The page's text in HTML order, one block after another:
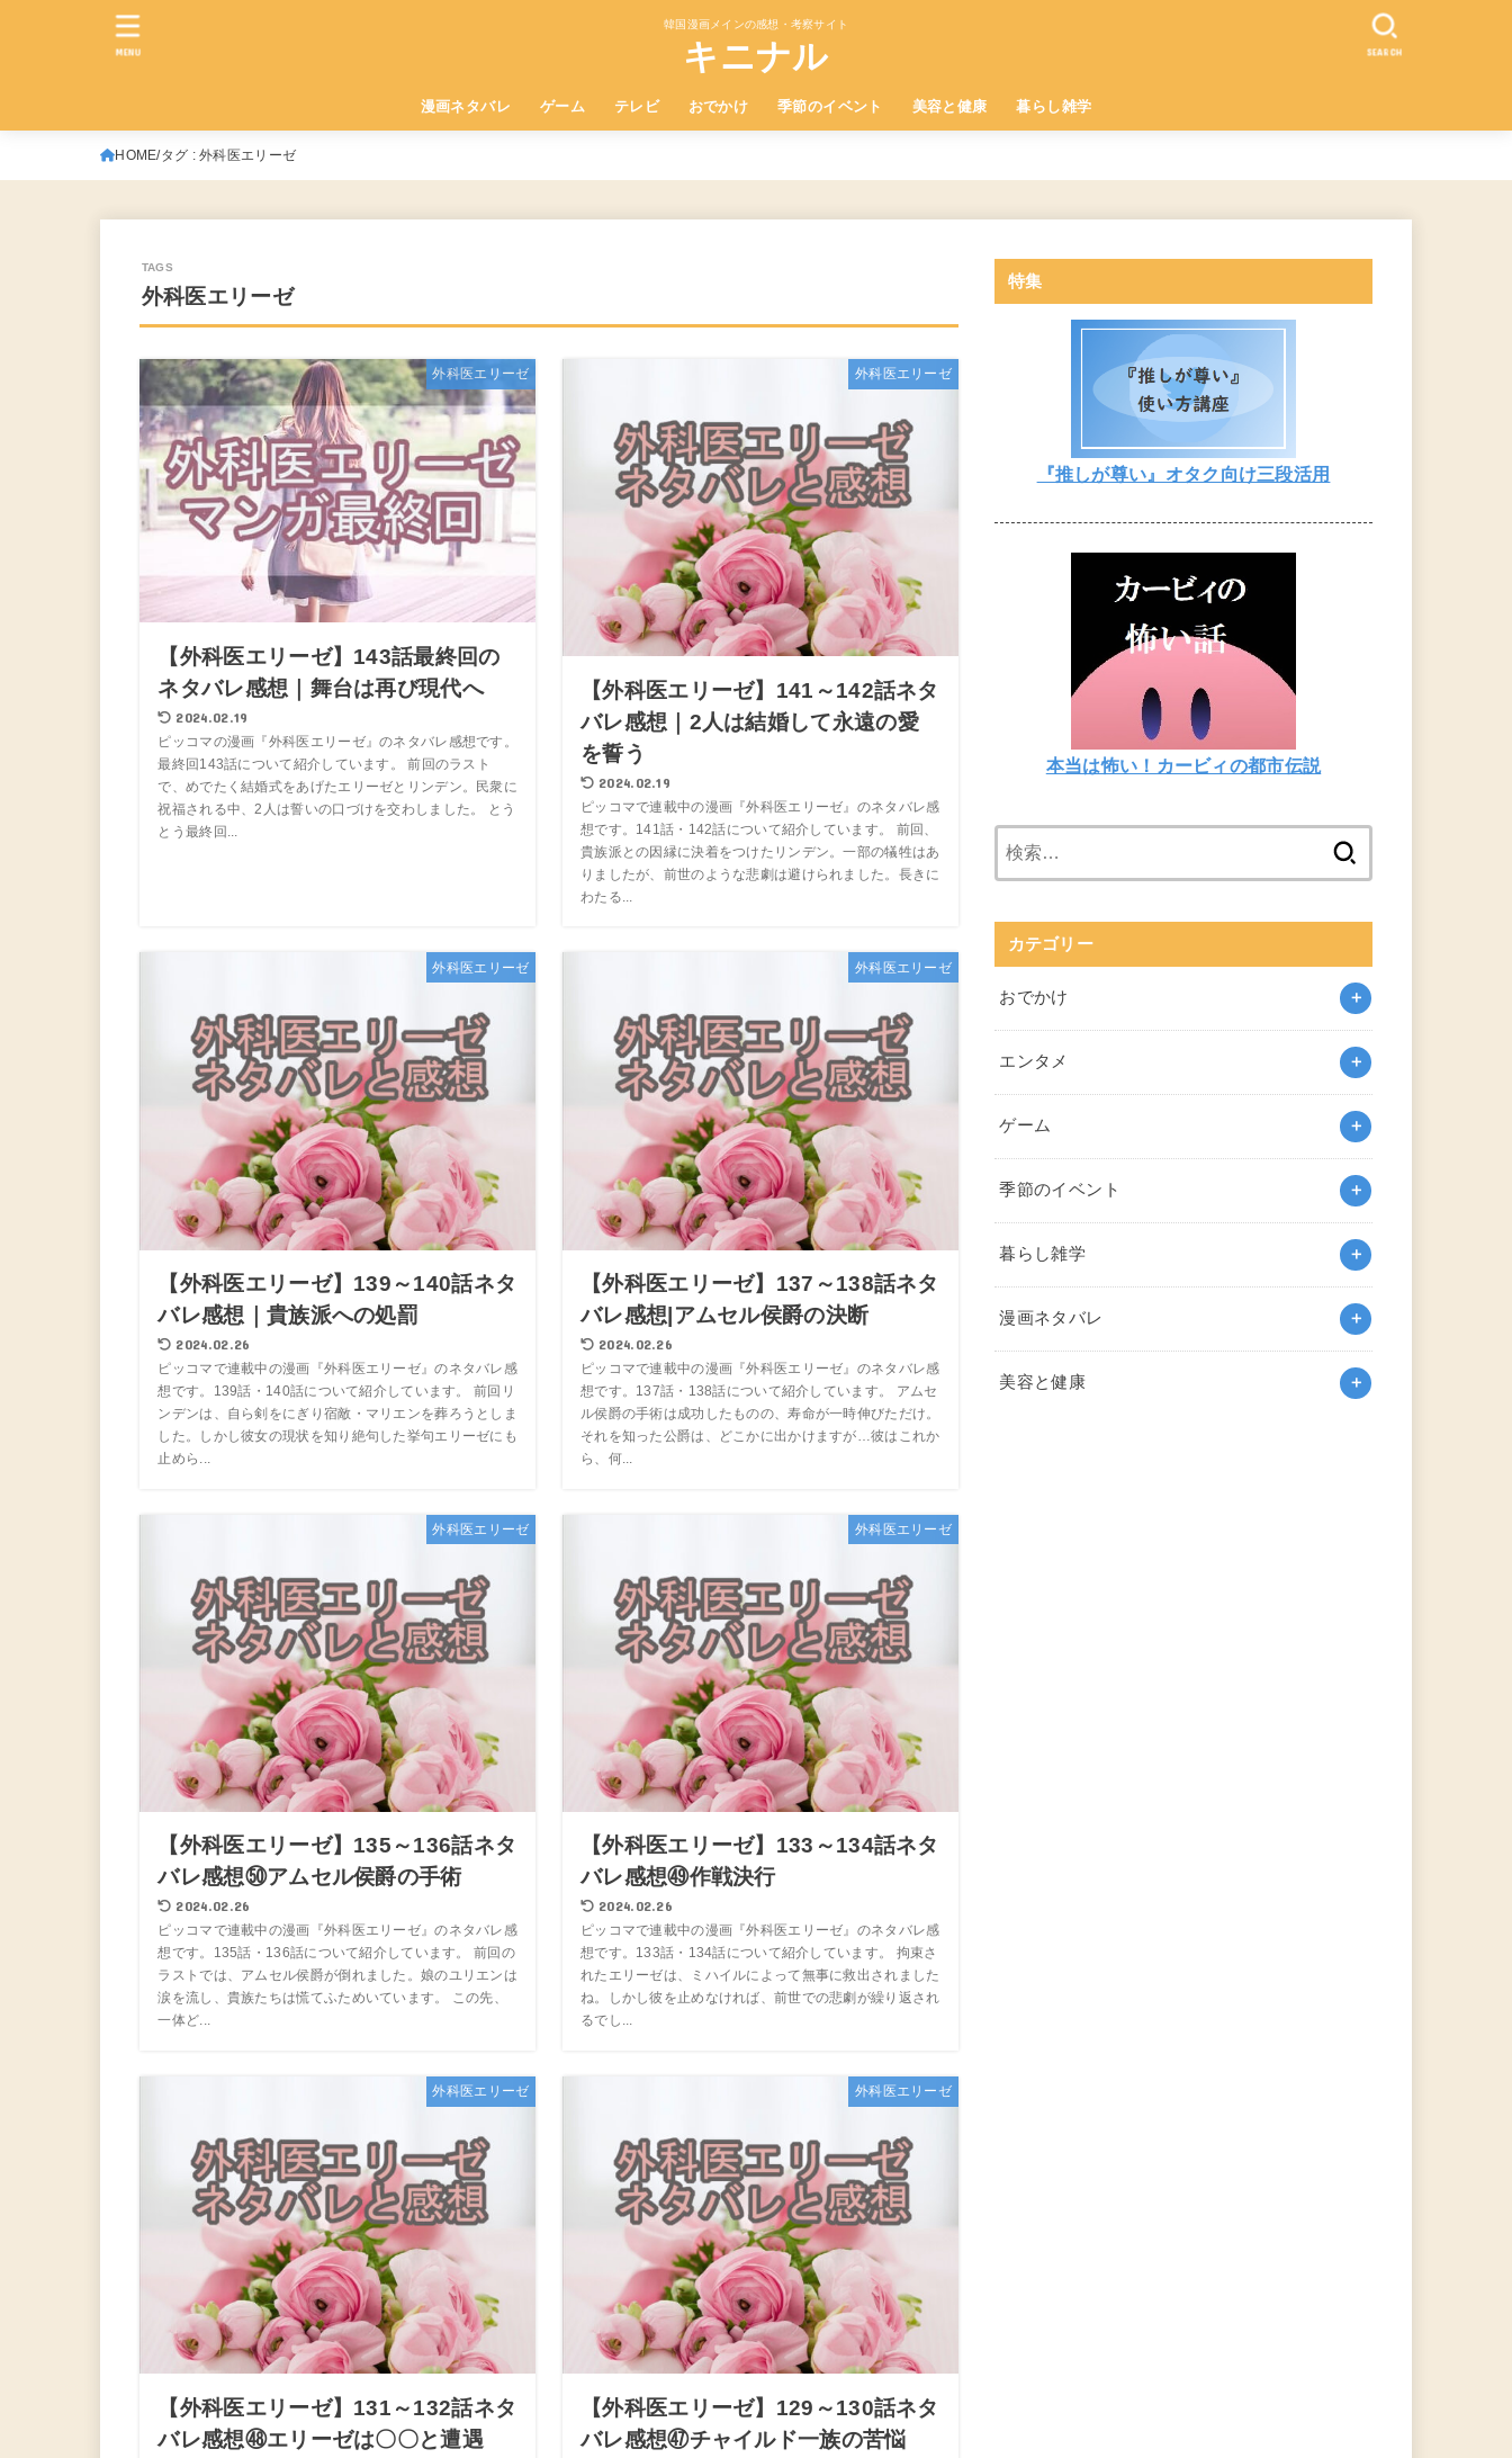
韓国漫画メインの感想・考察サイト
キニナル
漫画ネタバレ ゲーム テレビ おでかけ 季節のイベント 美容と健康 暮らし雑学
SEARCH
MENU
HOME タグ : 外科医エリーゼ
外科医エリーゼ
外科医エリーゼ
【外科医エリーゼ】143話最終回の
ネタバレ感想｜舞台は再び現代へ
2024.02.19
ピッコマの漫画『外科医エリーゼ』のネタバレ感想です。
最終回143話について紹介しています。 前回のラスト
で、めでたく結婚式をあげたエリーゼとリンデン。民衆に
祝福される中、2人は誓いの口づけを交わしました。 とう
とう最終回...
外科医エリーゼ
【外科医エリーゼ】141～142話ネタ
バレ感想｜2人は結婚して永遠の愛
を誓う
2024.02.19
ピッコマで連載中の漫画『外科医エリーゼ』のネタバレ感
想です。141話・142話について紹介しています。 前回、
貴族派との因縁に決着をつけたリンデン。一部の犠牲はあ
りましたが、前世のような悲劇は避けられました。長きに
わたる...
外科医エリーゼ
【外科医エリーゼ】139～140話ネタ
バレ感想｜貴族派への処罰
2024.02.26
ピッコマで連載中の漫画『外科医エリーゼ』のネタバレ感
想です。139話・140話について紹介しています。 前回リ
ンデンは、自ら剣をにぎり宿敵・マリエンを葬ろうとしま
した。しかし彼女の現状を知り絶句した挙句エリーゼにも
止めら...
外科医エリーゼ
【外科医エリーゼ】137～138話ネタ
バレ感想|アムセル侯爵の決断
2024.02.26
ピッコマで連載中の漫画『外科医エリーゼ』のネタバレ感
想です。137話・138話について紹介しています。 アムセ
ル侯爵の手術は成功したものの、寿命が一時伸びただけ。
それを知った公爵は、どこかに出かけますが…彼はこれか
ら、何...
外科医エリーゼ
【外科医エリーゼ】135～136話ネタ
バレ感想㊿アムセル侯爵の手術
2024.02.26
ピッコマで連載中の漫画『外科医エリーゼ』のネタバレ感
想です。135話・136話について紹介しています。 前回の
ラストでは、アムセル侯爵が倒れました。娘のユリエンは
涙を流し、貴族たちは慌てふためいています。 この先、
一体ど...
外科医エリーゼ
【外科医エリーゼ】133～134話ネタ
バレ感想㊾作戦決行
2024.02.26
ピッコマで連載中の漫画『外科医エリーゼ』のネタバレ感
想です。133話・134話について紹介しています。 拘束さ
れたエリーゼは、ミハイルによって無事に救出されました
ね。しかし彼を止めなければ、前世での悲劇が繰り返され
るでし...
外科医エリーゼ
【外科医エリーゼ】131～132話ネタ
バレ感想㊽エリーゼは〇〇と遭遇
外科医エリーゼ
【外科医エリーゼ】129～130話ネタ
バレ感想㊼チャイルド一族の苦悩
特集
『推しが尊い』オタク向け三段活用
本当は怖い！カービィの都市伝説
カテゴリー
おでかけ
エンタメ
ゲーム
季節のイベント
暮らし雑学
漫画ネタバレ
美容と健康